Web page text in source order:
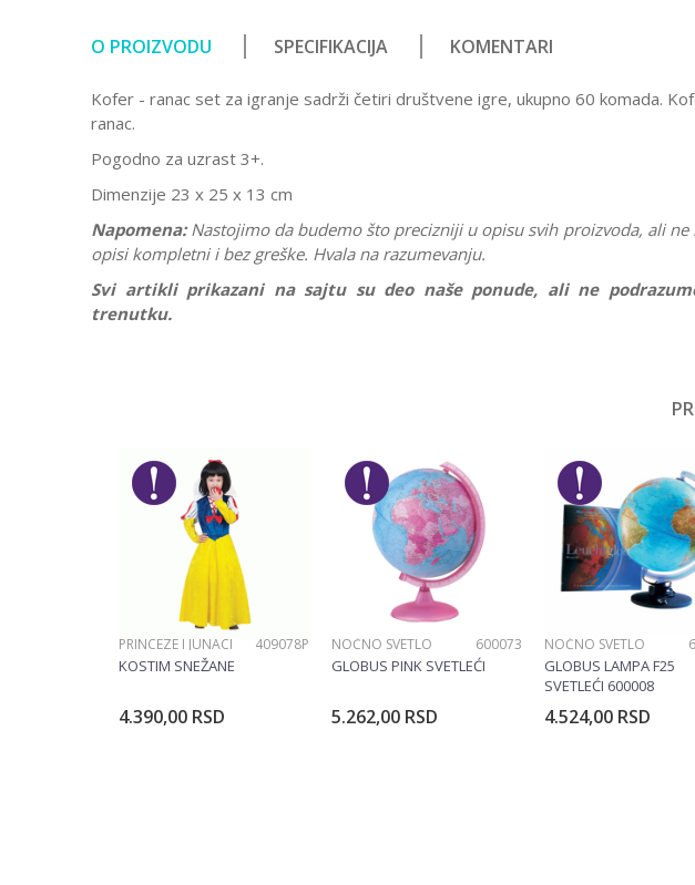
O PROIZVODU SPECIFIKACIJA KOMENTARI
Kofer - ranac set za igranje sadrži četiri društvene igre, ukupno 60 komada.
ranac.
Pogodno za uzrast 3+.
Dimenzije 23 x 25 x 13 cm
Napomena: Nastojimo da budemo što precizniji u opisu svih proizvoda, ali
opisi kompletni i bez greške. Hvala na razumevanju.
Svi artikli prikazani na sajtu su deo naše ponude, ali ne
trenutku.
Brend
No name
Poruka
POŠALJI
PRINCEZE I JUNACI 409078P
KOSTIM SNEŽANE
4.390,00 RSD
NOĆNO SVETLO 600073
GLOBUS PINK SVETLEĆI
5.262,00 RSD
NOĆNO SVETLO
GLOBUS LAMPA F25
SVETLEĆI 600008
4.524,00 RSD